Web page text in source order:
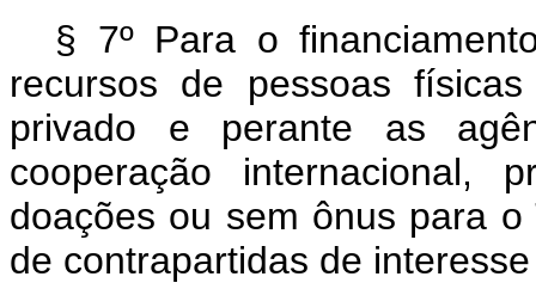
§ 7º Para o
recursos de pessoas
privado e perante as
cooperação internacional,
doações ou sem ônus para
de contrapartidas de